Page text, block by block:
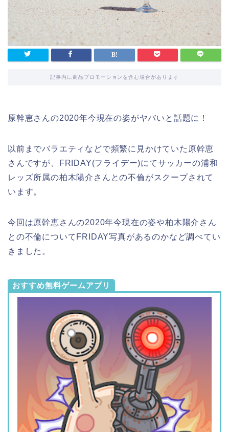
記事内に商品プロモーションを含む場合があります
原幹恵さんの2020年今現在の姿がヤバいと話題に！
以前までバラエティなどで頻繁に見かけていた原幹恵
さんですが、FRIDAY(フライデー)にてサッカーの浦和
レッズ所属の柏木陽介さんとの不倫がスクープされて
います。
今回は原幹恵さんの2020年今現在の姿や柏木陽介さん
との不倫についてFRIDAY写真があるのかなど調べてい
きました。
おすすめ無料ゲームアプリ